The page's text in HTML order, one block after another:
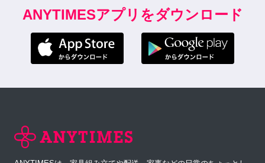
ANYTIMESアプリをダウンロード